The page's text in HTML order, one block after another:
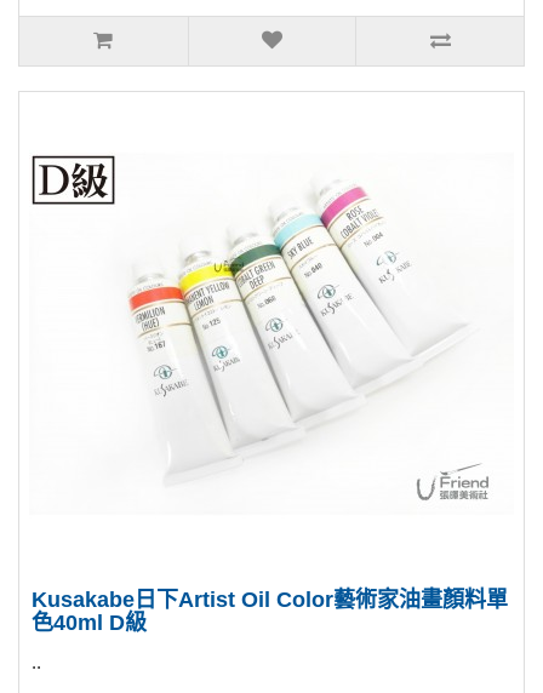
Kusakabe日下Artist Oil Color藝術家油畫顏料單
色40ml D級
..